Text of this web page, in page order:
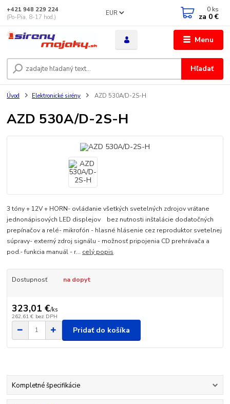
Menu
EUR
Hľadať
+421 948 229 224
(Po-Pia, 8-17 hod.)
0 ks
za 0 €
Úvod Elektronické sirény AZD 530A/D-2S-H
AZD 530A/D-2S-H
3 tóny + 12V + HORN- ovládanie všetkých svetelných zdrojov vrátane
jednonápisových LED displejov bez nutnosti inštalácie dodatočných
prepínačov a relé- mikrofón - hlasné hlásenie cez reproduktor svetelnej
súpravy- externý zdroj signálu - možnosť pripojenia CD prehrávača a
pod.- funkcia manuál - r... celý popis
Dostupnosť na dopyt
323,01 €/ks
262,61 € bez DPH
Pridať do košíka
Kompletné špecifikácie